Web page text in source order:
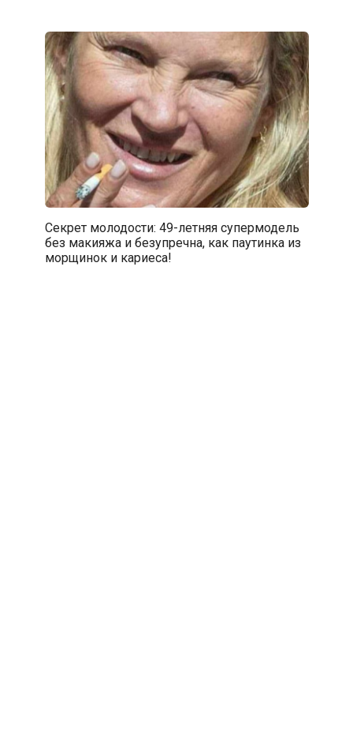
Секрет молодости: 49-летняя супермодель
без макияжа и безупречна, как паутинка из
морщинок и кариеса!